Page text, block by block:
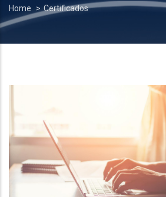
Breadcrumb
Home Certificados